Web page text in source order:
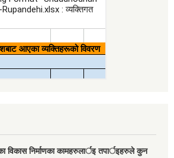
विकास निर्माणका कामहरुलार्इ तपार्इहरुले कुन